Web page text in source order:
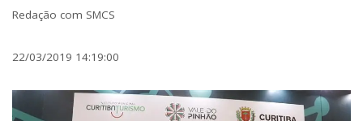
Redação com SMCS
22/03/2019 14:19:00